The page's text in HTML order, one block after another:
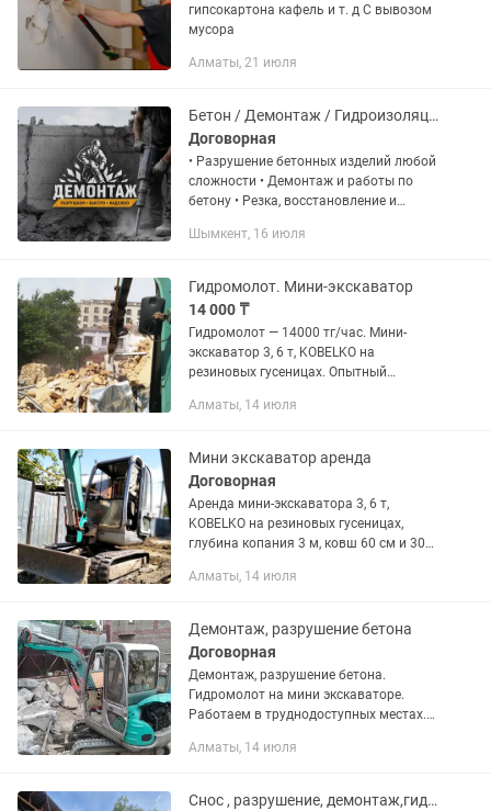
гипсокартона кафель и т. д С вывозом
мусора
Алматы, 21 июля
Бетон / Демонтаж / Гидроизоляция
Договорная
• Разрушение бетонных изделий любой
сложности • Демонтаж и работы по
бетону • Резка, восстановление и
Гидроизоляционные работы с
ТехноНИКОЛЬ •...
Шымкент, 16 июля
Гидромолот. Мини-экскаватор
14 000 ₸
Гидромолот — 14000 тг/час. Мини-
экскаватор 3, 6 т, KOBELKO на
резиновых гусеницах. Опытный
смены (4 часа).Демонтаж
плит...
Алматы, 14 июля
Мини экскаватор аренда
Договорная
Аренда мини-экскаватора 3, 6 т,
KOBELKO на резиновых гусеницах,
глубина копания 3 м, ковш 60 см и 30
планировка участка, бассейн,
Алматы, 14 июля
Демонтаж, разрушение бетона
Договорная
Демонтаж, разрушение бетона.
Гидромолот на мини экскаваторе.
Работаем в труднодоступных местах.
Город пригород, без выходных.
Алматы, 14 июля
Снос , разрушение, демонтаж,гидромолот